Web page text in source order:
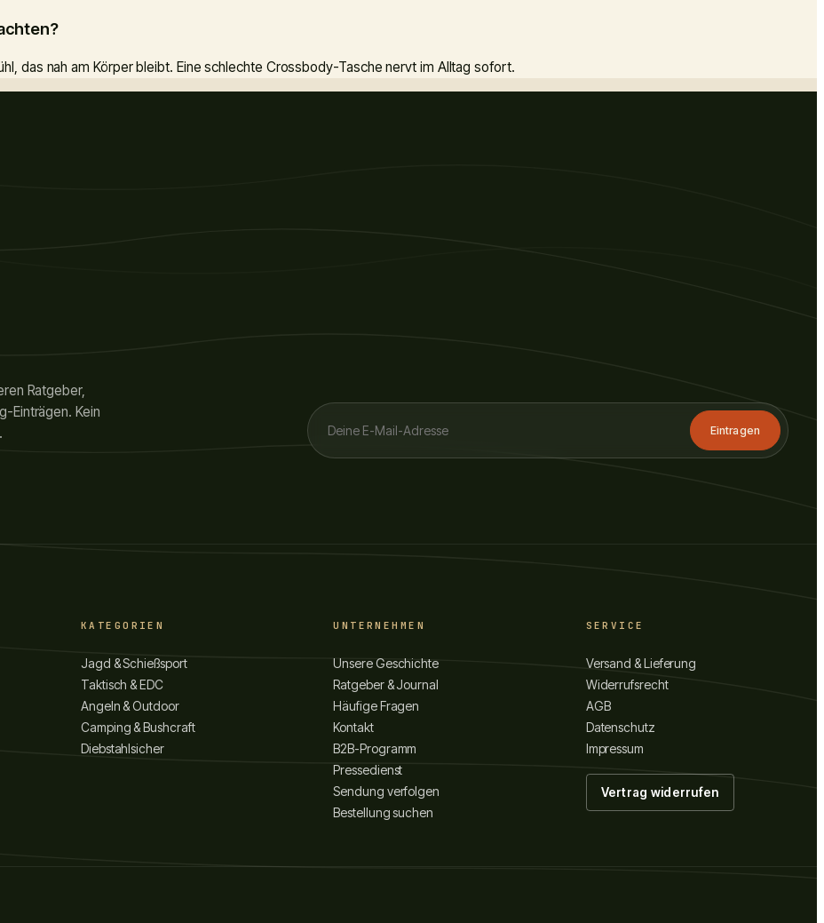
das nah am Körper bleibt. Eine schlechte Crossbody-Tasche nervt im Alltag sofort.
Ratgeber,
Einträgen. Kein
Eintragen
KATEGORIEN
Jagd & Schießsport
Taktisch & EDC
Angeln & Outdoor
Camping & Bushcraft
Diebstahlsicher
UNTERNEHMEN
Unsere Geschichte
Ratgeber & Journal
Häufige Fragen
Kontakt
B2B-Programm
Pressedienst
Sendung verfolgen
Bestellung suchen
SERVICE
Versand & Lieferung
Widerrufsrecht
AGB
Datenschutz
Impressum
Vertrag widerrufen